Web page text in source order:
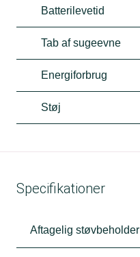
Batterilevetid
Tab af sugeevne
Energiforbrug
Støj
Specifikationer
Aftagelig støvbeholder